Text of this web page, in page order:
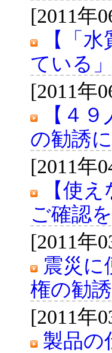
[2011年
【「
ている
[2011年
【４
の勧誘
[2011年
【使
ご確認を
[2011年
震災に
権の勧
[2011年
製品の